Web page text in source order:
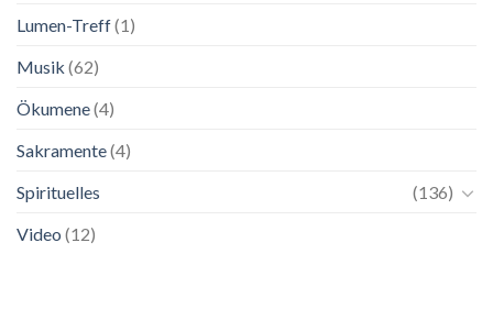
Lumen-Treff(1)
Musik (62)
Ökumene(4)
Sakramente(4)
Spirituelles
(136)
Video (12)